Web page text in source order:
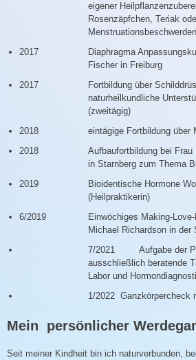
eigener
Rosenzäpfchen, Teriak
2017
Diaphragma
Fischer in Freiburg
2017
Fortbildung über
naturheilkundliche
(zweitägig)
2018
eintägige Fortbildung über
2018
Aufbaufortbildung bei Frau
in Starnberg zum Thema
2019
Bioidentische Hormone
(Heilpraktikerin)
6/2019
Einwöchiges Making-
Michael Richardson in der
7/2021 Aufgabe der
ausschließlich beratende
Labor und
1/2022 Ganzkörpercheck
Mein persönlicher
Seit meiner Kindheit bin ich naturverbunden,